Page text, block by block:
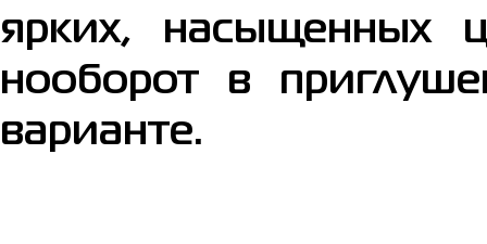
ярких, насыщенных
нооборот в
варианте.